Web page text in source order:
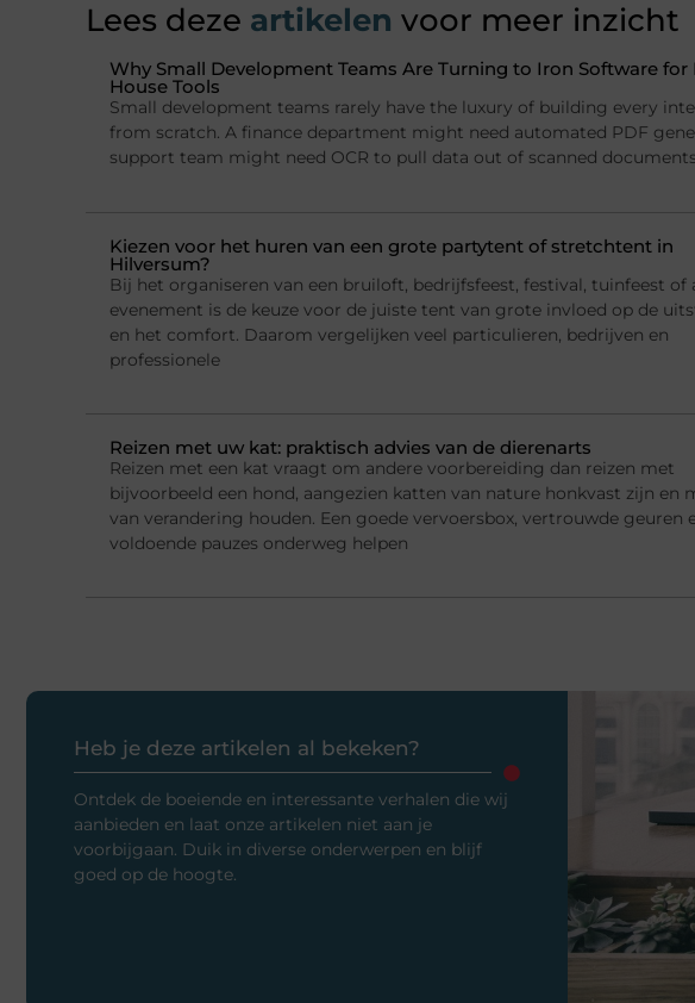
Lees deze artikelen voor meer inzicht
Why Small Development Teams Are Turning to Iron Software for
House Tools
Small development teams rarely have the luxury of building every
from scratch. A finance department might need automated PDF
support team might need OCR to pull data out of scanned
Kiezen voor het huren van een grote partytent of stretchtent in
Hilversum?
Bij het organiseren van een bruiloft, bedrijfsfeest, festival, tuinfeest of
evenement is de keuze voor de juiste tent van grote invloed op de
en het comfort. Daarom vergelijken veel particulieren, bedrijven en
professionele
Reizen met uw kat: praktisch advies van de dierenarts
Reizen met een kat vraagt om andere voorbereiding dan reizen met
bijvoorbeeld een hond, aangezien katten van nature honkvast zijn en
van verandering houden. Een goede vervoersbox, vertrouwde geuren
voldoende pauzes onderweg helpen
Heb je deze artikelen al bekeken?
Ontdek de boeiende en interessante verhalen die wij
aanbieden en laat onze artikelen niet aan je
voorbijgaan. Duik in diverse onderwerpen en blijf
goed op de hoogte.